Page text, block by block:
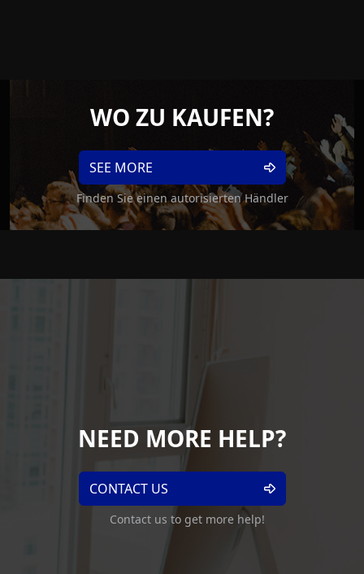
WO ZU KAUFEN?
SEE MORE
Finden Sie einen autorisierten Händler
NEED MORE HELP?
CONTACT US
Contact us to get more help!